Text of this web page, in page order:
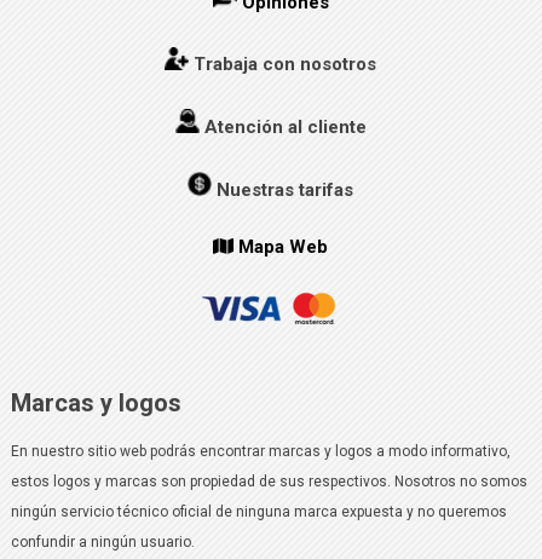
Trabaja con nosotros
Atención al cliente
Nuestras tarifas
Mapa Web
Marcas y logos
En nuestro sitio web podrás encontrar marcas y logos a modo informativo,
estos logos y marcas son propiedad de sus respectivos. Nosotros no somos
ningún servicio técnico oficial de ninguna marca expuesta y no queremos
confundir a ningún usuario.